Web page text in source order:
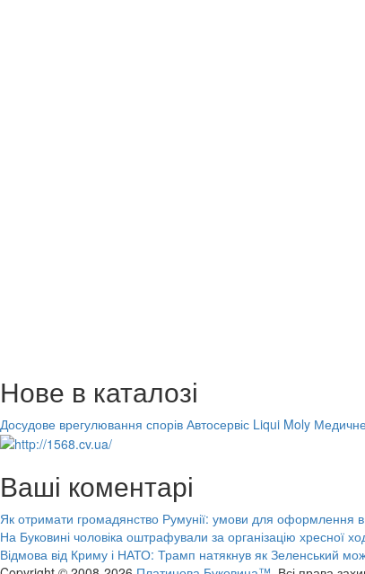
Нове в каталозі
Досудове врегулювання спорів Автосервіс Liqui Moly
Ваші коментарі
Як отримати громадянство Румунії: умови для оформлення
На Буковині чоловіка оштрафували за організацію хресної
Відмова від Криму і НАТО: Трамп натякнув як Зеленський